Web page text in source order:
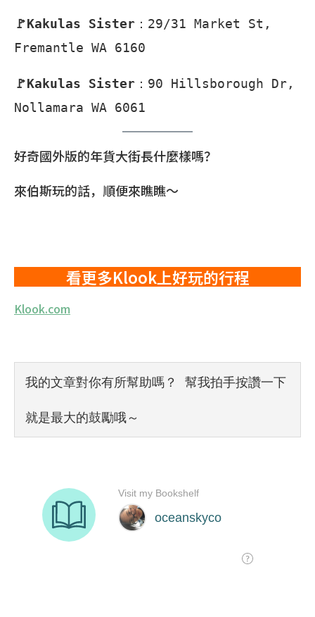
🚩Kakulas Sister ：29/31 Market St,
Fremantle WA 6160
🚩Kakulas Sister ：90 Hillsborough Dr,
Nollamara WA 6061
好奇國外版的年貨大街長什麼樣嗎？
來伯斯玩的話，順便來瞧瞧～
看更多Klook上好玩的行程
Klook.com
我的文章對你有所幫助嗎？ 幫我拍手按讚一下
就是最大的鼓勵哦～